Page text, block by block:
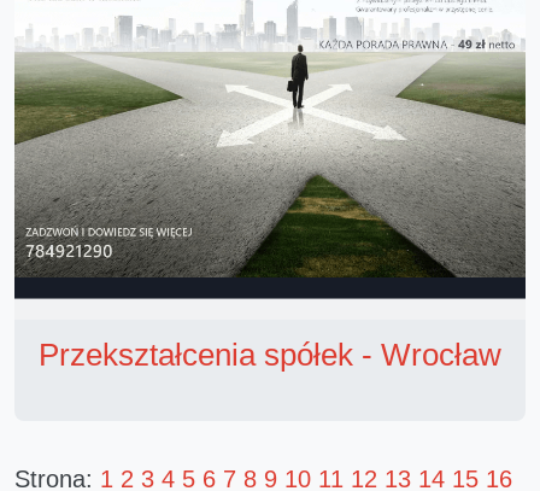
Przekształcenia spółek - Wrocław
Strona: 1 2 3 4 5 6 7 8 9 10 11 12 13 14 15 16